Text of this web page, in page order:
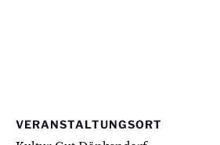
VERANSTALTUNGSORT